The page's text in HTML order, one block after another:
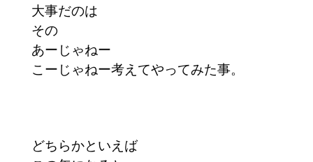
大事だのは
その
あーじゃねー
こーじゃねー考えてやってみた事。
どちらかといえば